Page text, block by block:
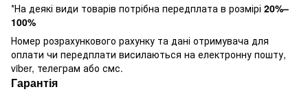
*На деякі види товарів потрібна передплата в розмірі 20%–
100%
Номер розрахункового рахунку та дані отримувача для
оплати чи передплати висилаються на електронну пошту,
viber, телеграм або смс.
Гарантія